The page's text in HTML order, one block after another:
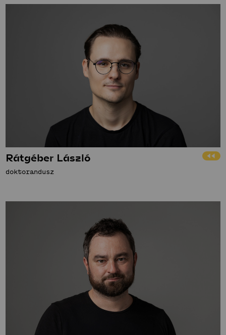
Rátgéber László
doktorandusz